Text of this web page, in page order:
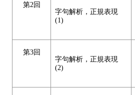
第2回
字句解析，正規表現
(1)
第3回
字句解析，正規表現
(2)